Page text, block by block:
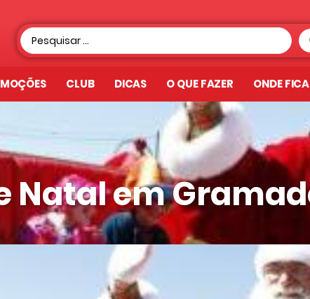
CLUB DICAS O QUE FAZER ONDE
Natal em